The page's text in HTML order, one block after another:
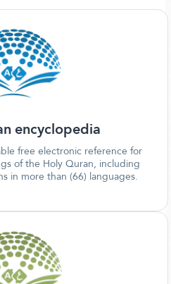
encyclopedia
free electronic reference for
of the Holy Quran, including
in more than (66) languages.